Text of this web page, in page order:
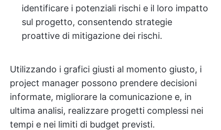
identificare i potenziali rischi e il loro impatto
sul progetto, consentendo strategie
proattive di mitigazione dei rischi.
Utilizzando i grafici giusti al momento giusto, i
project manager possono prendere decisioni
informate, migliorare la comunicazione e, in
ultima analisi, realizzare progetti complessi nei
tempi e nei limiti di budget previsti.